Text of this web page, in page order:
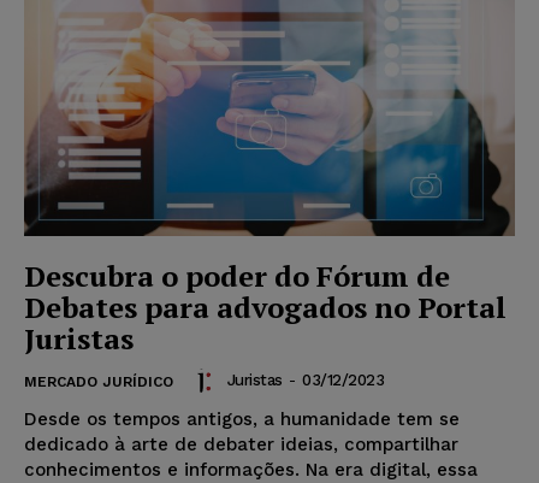
Descubra o poder do Fórum de
Debates para advogados no Portal
Juristas
MERCADO JURÍDICO Juristas - 03/12/2023
Desde os tempos antigos, a humanidade tem se
dedicado à arte de debater ideias, compartilhar
conhecimentos e informações. Na era digital, essa